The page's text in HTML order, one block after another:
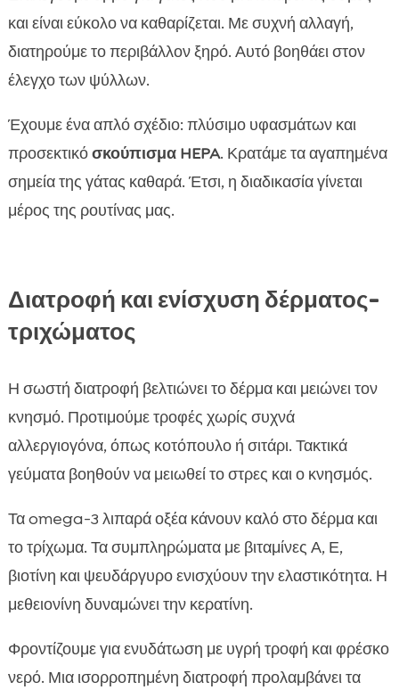
και είναι εύκολο να καθαρίζεται. Με συχνή αλλαγή,
διατηρούμε το περιβάλλον ξηρό. Αυτό βοηθάει στον
έλεγχο των ψύλλων.
Έχουμε ένα απλό σχέδιο: πλύσιμο υφασμάτων και
προσεκτικόσκούπισμα HEPA. Κρατάμε τα αγαπημένα
σημεία της γάτας καθαρά. Έτσι, η διαδικασία γίνεται
μέρος της ρουτίνας μας.
Διατροφή και ενίσχυση δέρματος-
τριχώματος
Η σωστή διατροφή βελτιώνει το δέρμα και μειώνει τον
κνησμό. Προτιμούμε τροφές χωρίς συχνά
αλλεργιογόνα, όπως κοτόπουλο ή σιτάρι. Τακτικά
γεύματα βοηθούν να μειωθεί το στρες και ο κνησμός.
Τα omega-3 λιπαρά οξέα κάνουν καλό στο δέρμα και
το τρίχωμα. Τα συμπληρώματα με βιταμίνες Α, Ε,
βιοτίνη και ψευδάργυρο ενισχύουν την ελαστικότητα. Η
μεθειονίνη δυναμώνει την κερατίνη.
Φροντίζουμε για ενυδάτωση με υγρή τροφή και φρέσκο
νερό. Μια ισορροπημένη διατροφή προλαμβάνει τα